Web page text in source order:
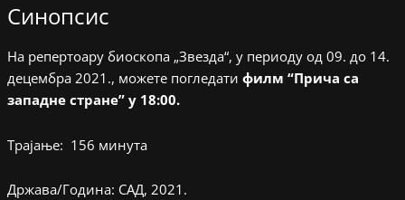
Синопсис
На репертоару биоскопа „Звезда“, у периоду од 09. до 14.
децембра 2021., можете погледати филм “Прича са
западне стране” у 18:00.
Трајање: 156 минута
Држава/Година: САД, 2021.